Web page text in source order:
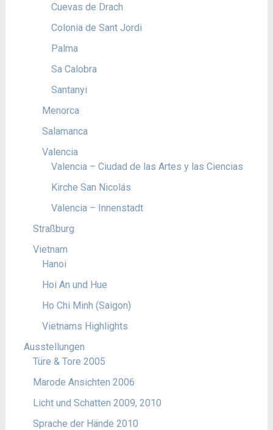
Cuevas de Drach
Colonia de Sant Jordi
Palma
Sa Calobra
Santanyi
Menorca
Salamanca
Valencia
Valencia – Ciudad de las Artes y las Ciencias
Kirche San Nicolás
Valencia – Innenstadt
Straßburg
Vietnam
Hanoi
Hoi An und Hue
Ho Chi Minh (Saigon)
Vietnams Highlights
Ausstellungen
Türe & Tore 2005
Marode Ansichten 2006
Licht und Schatten 2009, 2010
Sprache der Hände 2010